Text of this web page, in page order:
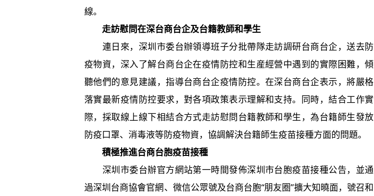
線。
走訪慰問在深台商台企及台籍教師和學生
連日來，深圳市委台辦領導班子分批帶隊走訪調研台商台企，送去防
疫物資，深入了解台商台企在疫情防控和生産經營中遇到的實際困難，傾
聽他們的意見建議，指導台商台企疫情防控。在深台商台企表示，將嚴格
落實最新疫情防控要求，對各項政策表示理解和支持。同時，結合工作實
際，採取線上線下相結合方式走訪慰問台籍教師和學生，為台籍師生發放
防疫口罩、消毒液等防疫物資，協調解決台籍師生疫苗接種方面的問題。
積極推進台商台胞疫苗接種
深圳市委台辦官方網站第一時間發佈深圳市台胞疫苗接種公告，並通
過深圳台商協會官網、微信公眾號及台商台胞“朋友圈”擴大知曉面，號召和